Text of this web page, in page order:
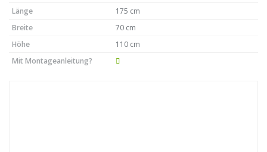
Länge
175 cm
Breite
70 cm
Höhe
110 cm
Mit Montageanleitung?